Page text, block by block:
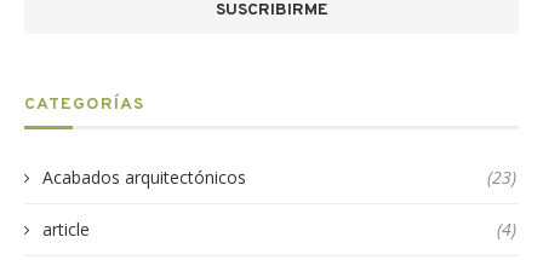
CATEGORÍAS
Acabados arquitectónicos (23)
article (4)